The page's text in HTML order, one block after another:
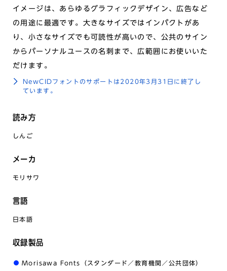
イメージは、あらゆるグラフィックデザイン、広告など
の用途に最適です。大きなサイズではインパクトがあ
り、小さなサイズでも可読性が高いので、公共のサイン
からパーソナルユースの名刺まで、広範囲にお使いいた
だけます。
NewCIDフォントのサポートは2020年3月31日に終了し
ています。
読み方
しんご
メーカ
モリサワ
言語
日本語
収録製品
Morisawa Fonts（スタンダード／教育機関／公共団体）